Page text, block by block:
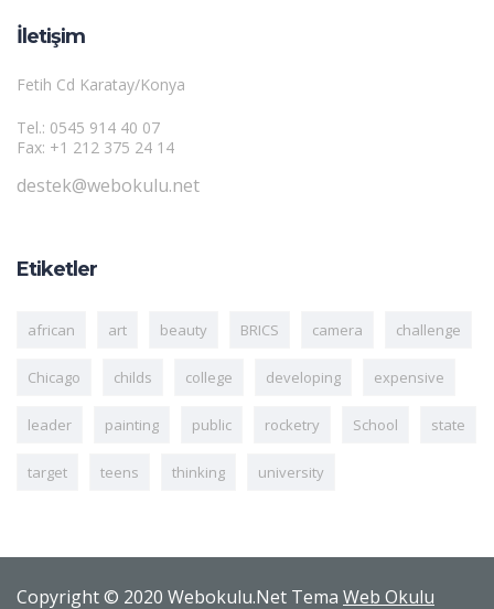
İletişim
Fetih Cd Karatay/Konya
Tel.: 0545 914 40 07
Fax: +1 212 375 24 14
destek@webokulu.net
Etiketler
african art beauty BRICS camera challenge
Chicago childs college developing expensive
leader painting public rocketry School state
target teens thinking university
Copyright © 2020 Webokulu.Net Tema Web Okulu